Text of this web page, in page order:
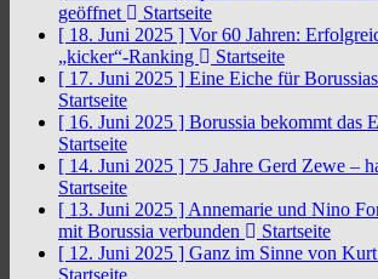
geöffnet
Startseite
[ 18. Juni 2025 ] Vor 60 Jahren:
„kicker“-Ranking
Startseite
[ 17. Juni 2025 ] Eine Eiche für
Startseite
[ 16. Juni 2025 ] Borussia bekommt das
Startseite
[ 14. Juni 2025 ] 75 Jahre Gerd Zewe –
Startseite
[ 13. Juni 2025 ] Annemarie und Nino
mit Borussia verbunden
Startseite
[ 12. Juni 2025 ] Ganz im Sinne von
Startseite